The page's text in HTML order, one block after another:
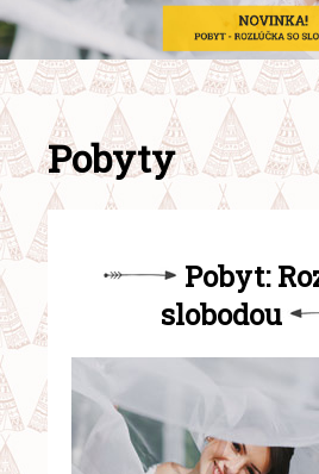
Pobyty
Pobyt:
slobodou